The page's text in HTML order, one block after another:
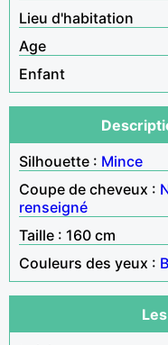
Lieu d'habitation
Age
Enfant
Silhouette : Mince
Coupe de cheveux :
renseigné
Taille : 160 cm
Couleurs des yeux :